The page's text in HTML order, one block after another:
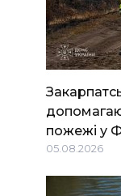
пожежі у
05.08.2026